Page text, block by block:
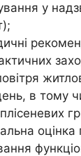
у
в тому